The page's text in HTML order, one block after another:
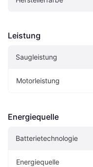
Leistung
Saugleistung
Motorleistung
Energiequelle
Batterietechnologie
Energiequelle